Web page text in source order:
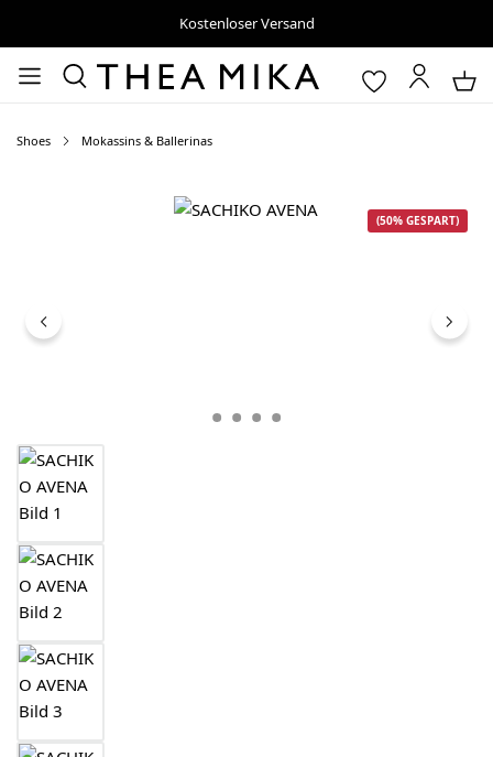
Kostenloser Versand
Shoes Mokassins & Ballerinas
Bildergalerie überspringen
(50% GESPART)